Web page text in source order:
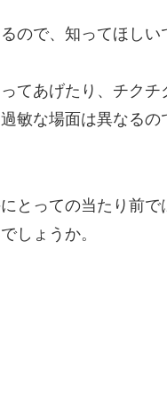
ので、知ってほしい
てあげたり、チク
敏な場面は異なる
とっての当たり前
しょうか。